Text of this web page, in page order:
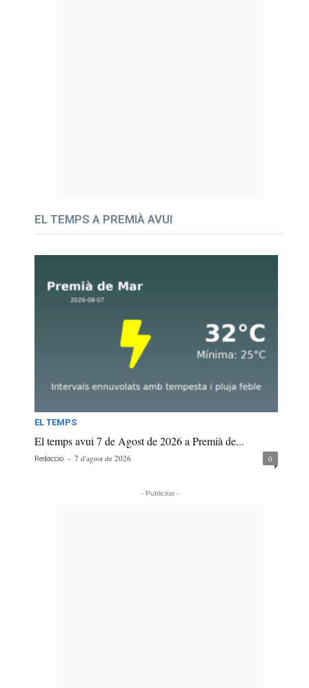
EL TEMPS A PREMIÀ AVUI
EL TEMPS
El temps avui 7 de Agost de 2026 a Premià de...
Redacció - 7 d'agost de 2026 0
- Publicitat -